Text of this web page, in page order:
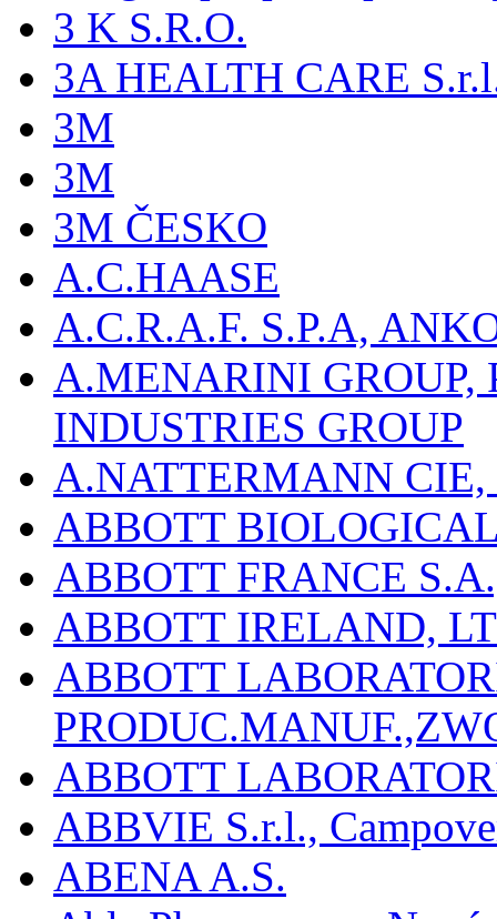
3 K S.R.O.
3A HEALTH CARE
3M
3M
3M ČESKO
A.C.HAASE
A.C.R.A.F. S.P.A,
A.MENARINI
INDUSTRIES GROUP
A.NATTERMANN
ABBOTT
ABBOTT FRANCE
ABBOTT IRELAND,
ABBOTT
ABBOTT
ABBVIE S.r.l.,
ABENA A.S.